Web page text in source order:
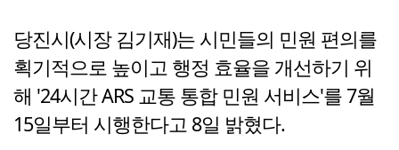
당진시(시장 김기재)는 시민들의 민원 편의를
획기적으로 높이고 행정 효율을 개선하기 위
해 '24시간 ARS 교통 통합 민원 서비스'를 7월
15일부터 시행한다고 8일 밝혔다.